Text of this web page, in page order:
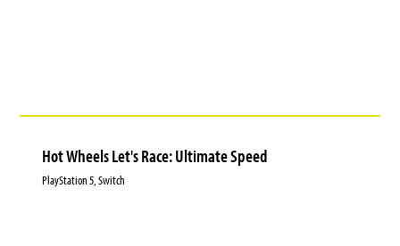
Hot Wheels Let's Race: Ultimate Speed
PlayStation 5, Switch